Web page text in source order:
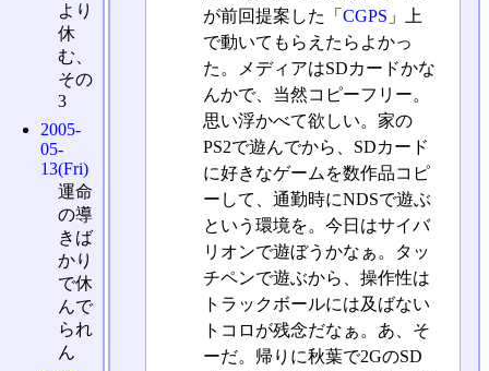
が前回提案した「 CGPS 」上
で動いてもらえたらよかっ
た。メディアはSDカードかな
んかで、当然コピーフリー。
思い浮かべて欲しい。家の
PS2で遊んでから、SDカード
に好きなゲームを数作品コピ
ーして、通勤時にNDSで遊ぶ
という環境を。今日はサイバ
リオンで遊ぼうかなぁ。タッ
チペンで遊ぶから、操作性は
トラックボールには及ばない
トコロが残念だなぁ。あ、そ
ーだ。帰りに秋葉で2GのSD
より
休
む、
その
3
2005-
05-
13(Fri)
運命
の導
きば
かり
で休
んで
られ
ん